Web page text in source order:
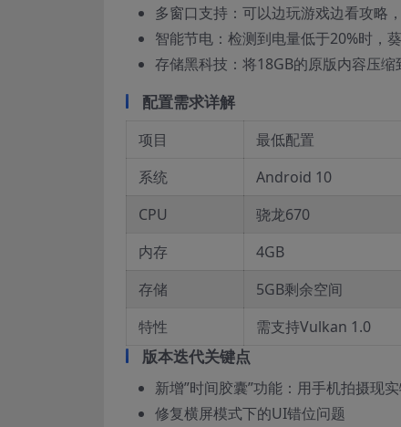
多窗口支持：可以边玩游戏边看攻略
智能节电：检测到电量低于20%时，
存储黑科技：将18GB的原版内容压
配置需求详解
项目 最低配置
系统
Android 10
CPU
骁龙670
内存
4GB
存储
5GB剩余空间
特性
需支持Vulkan 1.0
版本迭代关键点
新增”时间胶囊”功能：用手机拍摄现
修复横屏模式下的UI错位问题